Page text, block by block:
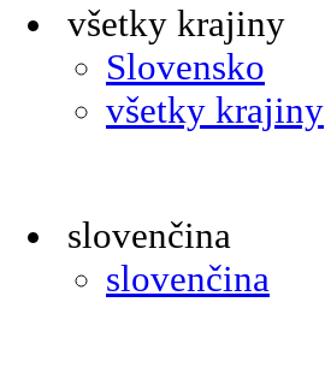
všetky krajiny
Slovensko
všetky krajiny
slovenčina
slovenčina